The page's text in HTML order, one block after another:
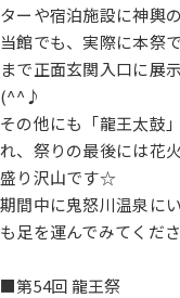
ターや宿泊施設に神輿
当館でも、実際に本祭
まで正面玄関入口に展
(^^♪
その他にも「龍王太鼓
れ、祭りの最後には花
盛り沢山です☆
期間中に鬼怒川温泉に
も足を運んでみてくだ
■第54回 龍王祭